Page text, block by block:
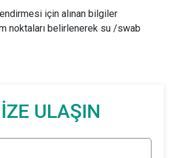
için alınan bilgiler
noktaları belirlenerek su /swab
ULAŞIN